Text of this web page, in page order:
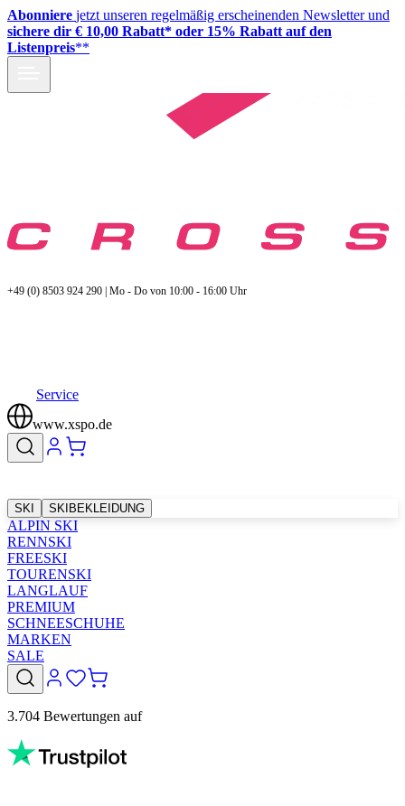
Abonniere jetzt unseren regelmäßig erscheinenden Newsletter und
sichere dir € 10,00 Rabatt* oder 15% Rabatt auf den
Listenpreis**
+49 (0) 8503 924 290 | Mo - Do von 10:00 - 16:00 Uhr
Service
www.xspo.de
SKI SKIBEKLEIDUNG
ALPIN SKI
RENNSKI
FREESKI
TOURENSKI
LANGLAUF
PREMIUM
SCHNEESCHUHE
MARKEN
SALE
3.704 Bewertungen auf